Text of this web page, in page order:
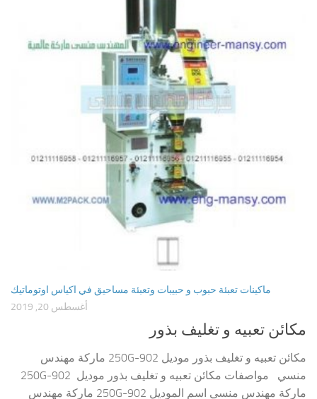
ماكينات تعبئة حبوب و حبيبات وتعبئة مساحيق في اكياس اوتوماتيك
أغسطس 20, 2019
مكائن تعبيه و تغليف بذور
مكائن تعبيه و تغليف بذور موديل 902-250G ماركة مهندس
منسي مواصفات مكائن تعبيه و تغليف بذور موديل 902-250G
ماركة مهندس منسي اسم الموديل 902-250G ماركة مهندس